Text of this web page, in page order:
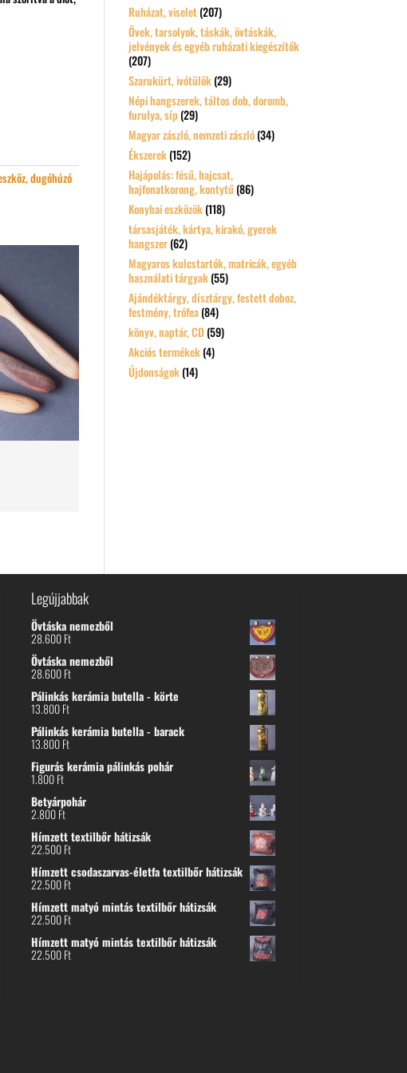
dugóhúzó
Ruházat, viselet(207)
Övek, tarsolyok, táskák, övtáskák,
jelvények és egyéb ruházati kiegészítők
(207)
Szarukürt, ivótülök(29)
Népi hangszerek, táltos dob, doromb,
furulya, síp (29)
Magyar zászló, nemzeti zászló(34)
Ékszerek(152)
Hajápolás: fésű, hajcsat,
hajfonatkorong, kontytű(86)
Konyhai eszközök(118)
társasjáték, kártya, kirakó, gyerek
hangszer(62)
Magyaros kulcstartók, matricák, egyéb
használati tárgyak(55)
Ajándéktárgy, dísztárgy, festett doboz,
festmény, trófea(84)
könyv, naptár, CD (59)
Akciós termékek(4)
Újdonságok(14)
Legújjabbak
Övtáska nemezből
28.600Ft
Övtáska nemezből
28.600Ft
Pálinkás kerámia butella - körte
13.800Ft
Pálinkás kerámia butella - barack
13.800Ft
Figurás kerámia pálinkás pohár
1.800Ft
Betyárpohár
2.800Ft
Hímzett textilbőr hátizsák
22.500Ft
Hímzett csodaszarvas-életfa textilbőr hátizsák
22.500Ft
Hímzett matyó mintás textilbőr hátizsák
22.500Ft
Hímzett matyó mintás textilbőr hátizsák
22.500Ft